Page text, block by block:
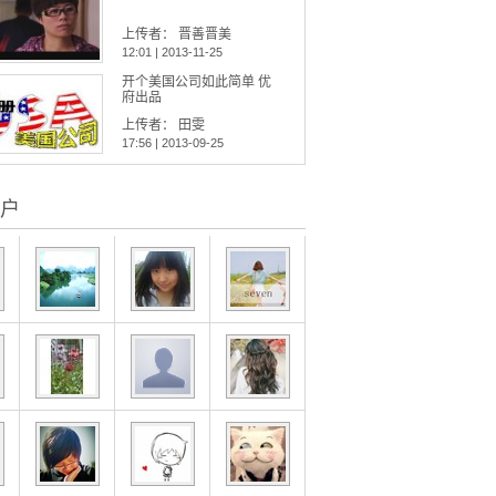
上传者： 晋善晋美
12:01 | 2013-11-25
开个美国公司如此简单 优
府出品
上传者：
田雯
17:56 | 2013-09-25